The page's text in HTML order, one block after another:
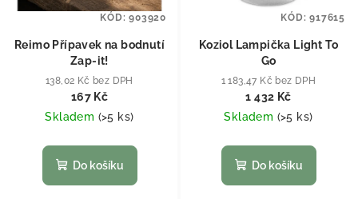
Reimo Přípavek na bodnutí
Zap-it!
138,02 Kč bez DPH
167 Kč
Skladem (>5 ks)
Do košíku
KÓD:903920
Koziol Lampička Light To
Go
1 183,47 Kč bez DPH
1 432 Kč
Skladem (>5 ks)
Do košíku
KÓD:917615